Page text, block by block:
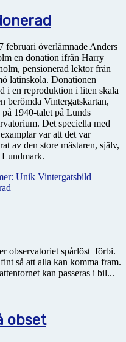
februari överlämnade Anders
en donation ifrån Harry
pensionerad lektor från
latinskola. Donationen
i en reproduktion i liten skala
berömda Vintergatskartan,
på 1940-talet på Lunds
Det speciella med
var att det var
av den store mästaren, själv,
Unik Vintergatsbild
observatoriet spårlöst förbi.
så att alla kan komma fram.
kan passeras i bil...
obset